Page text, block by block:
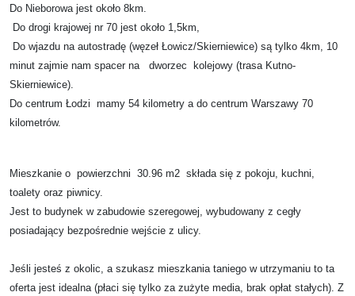
Do Nieborowa jest około 8km.
Do drogi krajowej nr 70 jest około 1,5km,
Do wjazdu na autostradę (węzeł Łowicz/Skierniewice) są tylko 4km, 10
minut zajmie nam spacer na dworzec kolejowy (trasa Kutno-
Skierniewice).
Do centrum Łodzi mamy 54 kilometry a do centrum Warszawy 70
kilometrów.
Mieszkanie o powierzchni 30.96 m2 składa się z pokoju, kuchni,
toalety oraz piwnicy.
Jest to budynek w zabudowie szeregowej, wybudowany z cegły
posiadający bezpośrednie wejście z ulicy.
Jeśli jesteś z okolic, a szukasz mieszkania taniego w utrzymaniu to ta
oferta jest idealna (płaci się tylko za zużyte media, brak opłat stałych). Z